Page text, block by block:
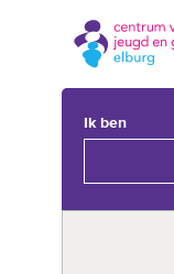
Ik ben